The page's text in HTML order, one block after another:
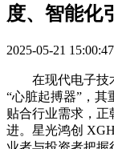
度、智能化
2025-05-21 15:00:47
在现代电子技术
“心脏起搏器”，
贴合行业需求，
进。星光鸿创